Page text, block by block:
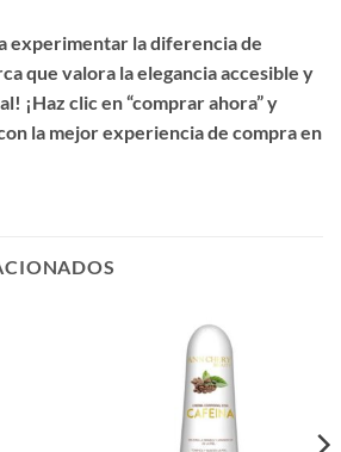
experimentar la diferencia de
que valora la elegancia accesible y
¡Haz clic en “comprar ahora” y
la mejor experiencia de compra en